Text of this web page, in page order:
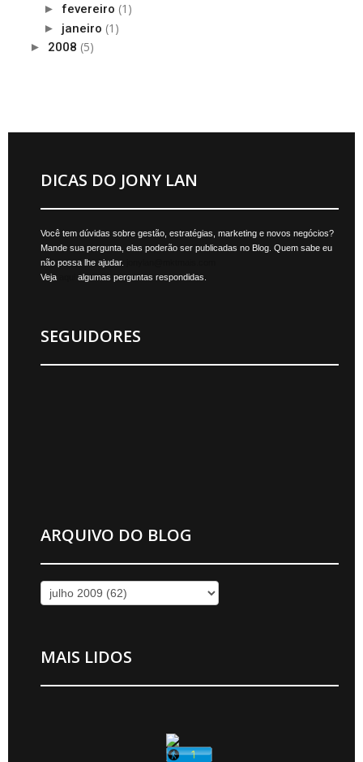
► fevereiro (1)
► janeiro (1)
► 2008 (5)
DICAS DO JONY LAN
Você tem dúvidas sobre gestão, estratégias, marketing e novos negócios?
Mande sua pergunta, elas poderão ser publicadas no Blog. Quem sabe eu
não possa lhe ajudar.
Veja
algumas perguntas respondidas.
SEGUIDORES
ARQUIVO DO BLOG
MAIS LIDOS